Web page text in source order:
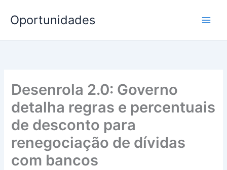
para
conteúdo
Oportunidades
Desenrola 2.0: Governo
detalha regras e percentuais
de desconto para
renegociação de dívidas
com bancos